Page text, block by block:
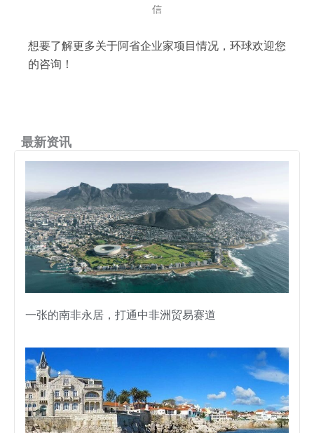
信
想要了解更多关于阿省企业家项目情况，环球欢迎您
的咨询！
最新资讯
一张的南非永居，打通中非洲贸易赛道